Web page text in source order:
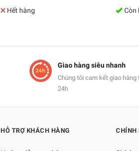
Hết hàng
Còn
Giao hàng siêu nhanh
Chúng tôi cam kết giao hàng
24h
HỖ TRỢ KHÁCH HÀNG CHÍNH